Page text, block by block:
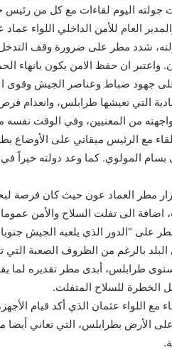
جولته اليوم لقاءات مع كل من رئيس
العام للأمن الداخلي اللواء عماد
شدد مطر على ضرورة وقف التدخل
واعتبر ان حفظ الامن يكون بانهاء
جهود ضباط وعناصر الجيش وقوى
التي تعيشها طرابلس، وانعدام
من المعنيين، وفي الوقت نفسه
مع الرئيس ميقاتي على الأوضاع
بسام المولوي. كما وعد دولته خيراً
زار مطر العماد عون حيث كان فرصة
اضافة الى تفلت السلاح والأمن
على “الدور الذي يلعبه الجيش
بالرغم من الظروف الصعبة التي
طرابلس، أبدى مطر تقديره لما
الخطرة للسلاح المتفلت.
مع اللواء عثمان الذي أكد قيام
الأرض بطرابلس، التي تعاني أيضا